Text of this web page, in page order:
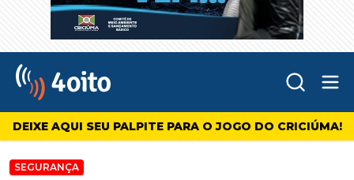
4oito
DEIXE AQUI SEU PALPITE PARA O JOGO DO CRICIÚMA!
SEGURANÇA